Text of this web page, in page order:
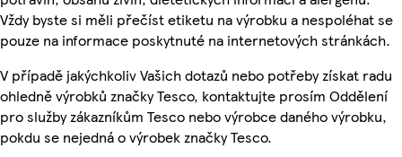
Vždy byste si měli přečíst etiketu na výrobku a nespoléhat se
pouze na informace poskytnuté na internetových stránkách.
V případě jakýchkoliv Vašich dotazů nebo potřeby získat radu
ohledně výrobků značky Tesco, kontaktujte prosím Oddělení
pro služby zákazníkům Tesco nebo výrobce daného výrobku,
pokdu se nejedná o výrobek značky Tesco.